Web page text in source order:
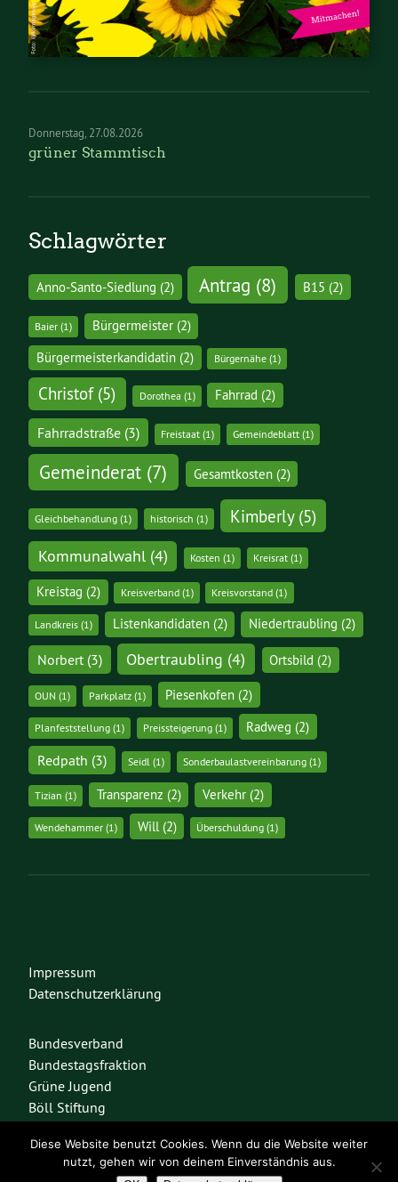
Donnerstag 27.08.2026
grüner Stammtisch
Schlagwörter
Anno-Santo-Siedlung (2) Antrag (8) B15 (2)
Baier (1) Bürgermeister(2)
Bürgermeisterkandidatin(2) Bürgernähe(1)
Christof(5) Dorothea (1) Fahrrad (2)
Fahrradstraße(3) Freistaat (1) Gemeindeblatt(1)
Gemeinderat (7) Gesamtkosten(2)
Gleichbehandlung (1) historisch (1) Kimberly(5)
Kommunalwahl(4) Kosten (1) Kreisrat(1)
Kreistag (2) Kreisverband(1) Kreisvorstand (1)
Landkreis (1) Listenkandidaten(2) Niedertraubling (2)
Norbert(3) Obertraubling (4) Ortsbild (2)
OUN (1) Parkplatz(1) Piesenkofen (2)
Planfeststellung (1) Preissteigerung(1) Radweg (2)
Redpath (3) Seidl (1) Sonderbaulastvereinbarung(1)
Tizian (1) Transparenz (2) Verkehr(2)
Wendehammer (1) Will(2) Überschuldung (1)
Impressum
Datenschutzerklärung
Bundesverband
Bundestagsfraktion
Grüne Jugend
Böll Stiftung
Diese Seite nutzt das freie Wordpress-ThemeUrwahl3000. Erstellt mit von
Diese Website benutzt Cookies. Wenn du die Website weiter
nutzt, gehen wir von deinem Einverständnis aus.